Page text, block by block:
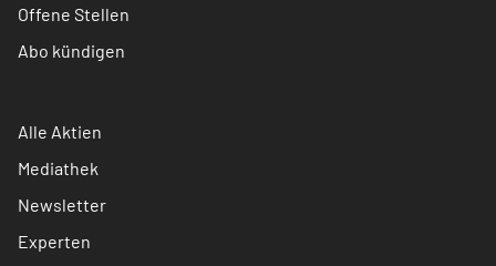
Offene Stellen
Abo kündigen
Alle Aktien
Mediathek
Newsletter
Experten